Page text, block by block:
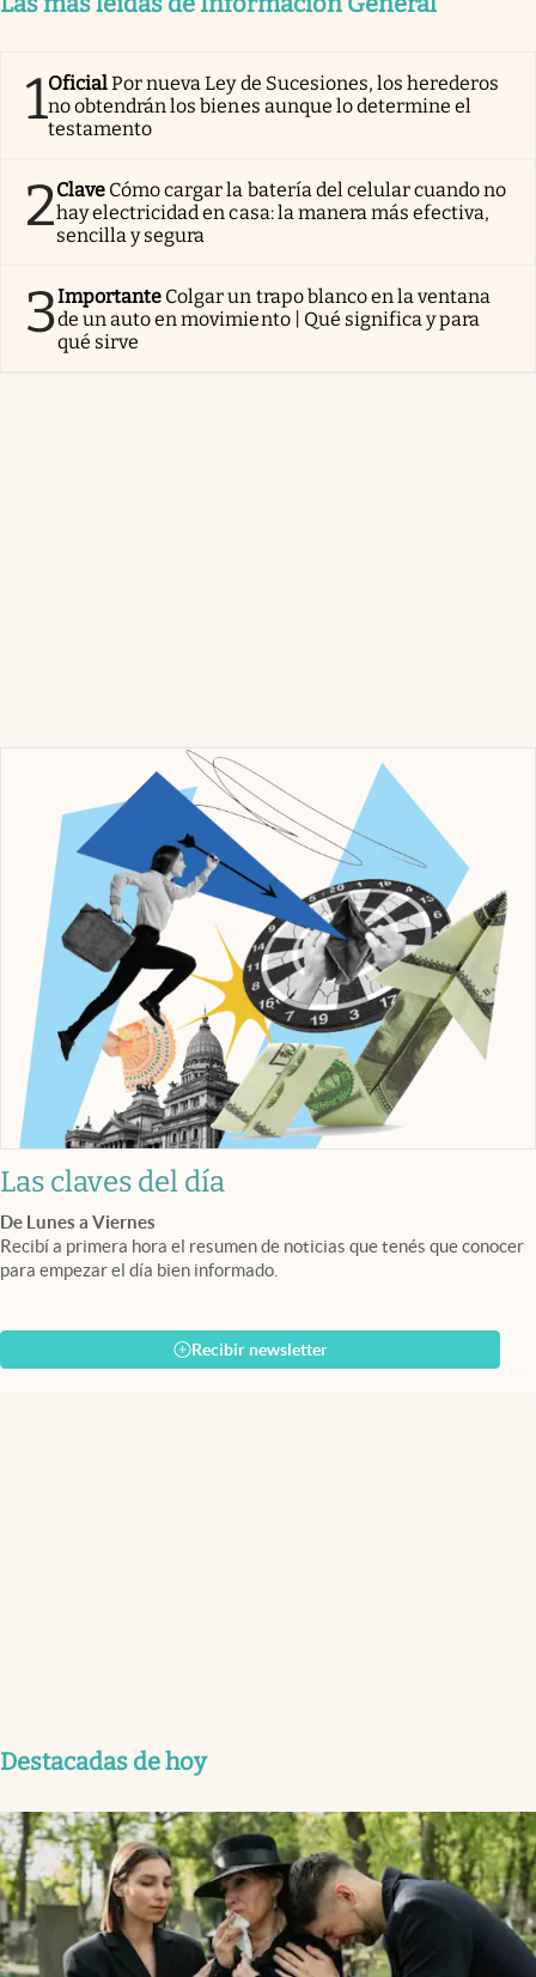
1OficialPor nueva Ley de Sucesiones, los herederos
no obtendrán los bienes aunque lo determine el
testamento
2Clave Cómo cargar la batería del celular cuando no
hay electricidad en casa: la manera más efectiva,
sencilla y segura
3Importante Colgar un trapo blanco en la ventana
de un auto en movimiento | Qué significa y para
qué sirve
Las claves del día
De Lunes a Viernes
Recibí a primera hora el resumen de noticias que tenés que conocer
para empezar el día bien informado.
Recibir newsletter
Destacadas de hoy